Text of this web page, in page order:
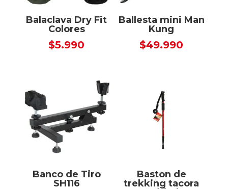
Balaclava Dry Fit
Colores
$5.990
Ballesta mini Man
Kung
$49.990
Banco de Tiro
SH116
Baston de
trekking tacora